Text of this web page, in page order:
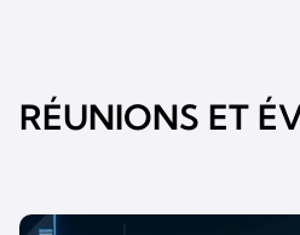
RÉUNIONS ET